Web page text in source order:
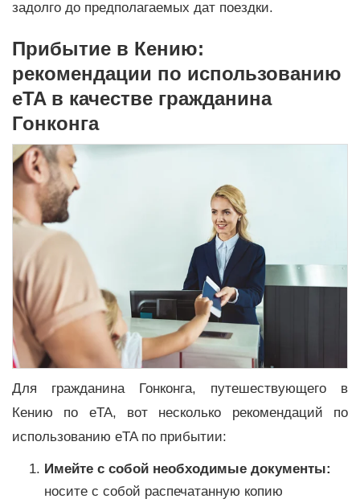
задолго до предполагаемых дат поездки.
Прибытие в Кению:
рекомендации по использованию
eTA в качестве гражданина
Гонконга
Для гражданина Гонконга, путешествующего в
Кению по eTA, вот несколько рекомендаций по
использованию eTA по прибытии:
Имейте с собой необходимые документы:
носите с собой распечатанную копию